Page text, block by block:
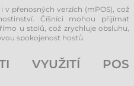
v přenosných verzích (mPOS), což
Číšníci mohou přijímat
u stolů, což zrychluje obsluhu,
spokojenost hostů.
VYUŽITÍ POS